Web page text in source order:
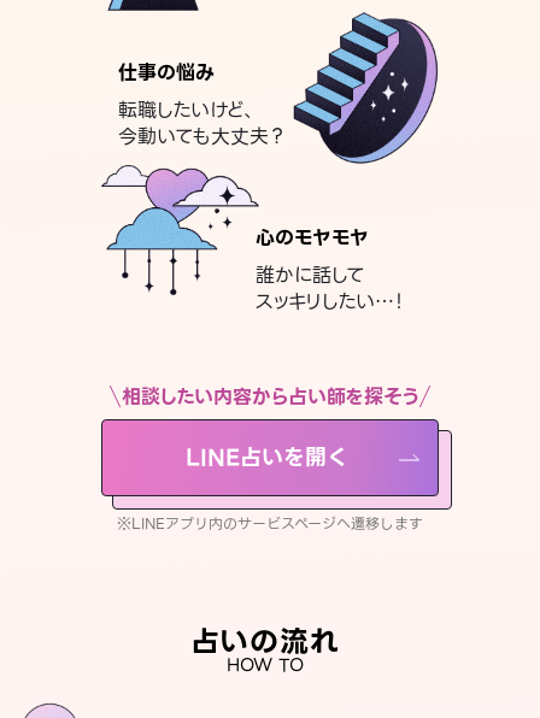
仕事の悩み
転職したいけど、
今動いても大丈夫？
心のモヤモヤ
誰かに話して
スッキリしたい…！
相談したい内容から占い師を探そう
LINE占いを開く
※LINEアプリ内のサービスページへ遷移します
占いの流れ
HOW TO